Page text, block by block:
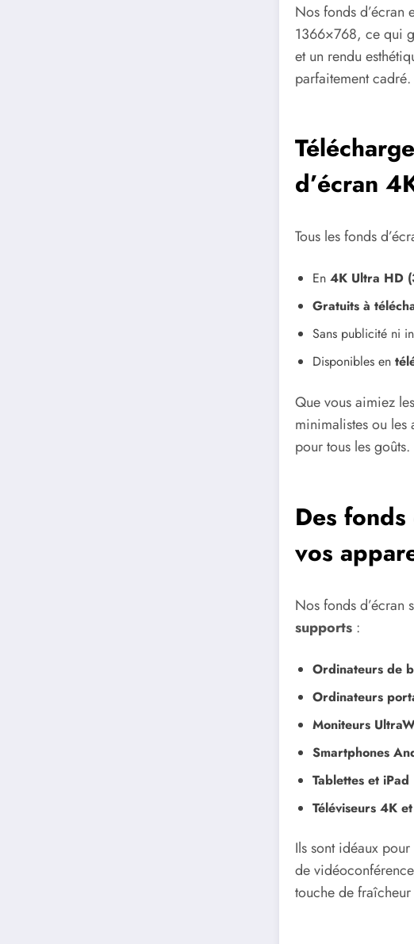
Nos fonds d’écran
1366×768, ce qui
et un rendu
parfaitement cadré.
d’écran
Tous les fonds
En 4K Ultra HD
Gratuits à
Sans publicité ni
Disponibles en
Que vous aimiez
minimalistes ou
pour tous les goûts.
Des
vos
Nos fonds d’écran
supports :
Ordinateurs de
Ordinateurs
Moniteurs
Smartphones
Tablettes et iPad
Téléviseurs 4K
Ils sont idéaux pour
de
touche de